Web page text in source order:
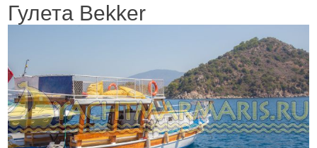
Гулета Bekker